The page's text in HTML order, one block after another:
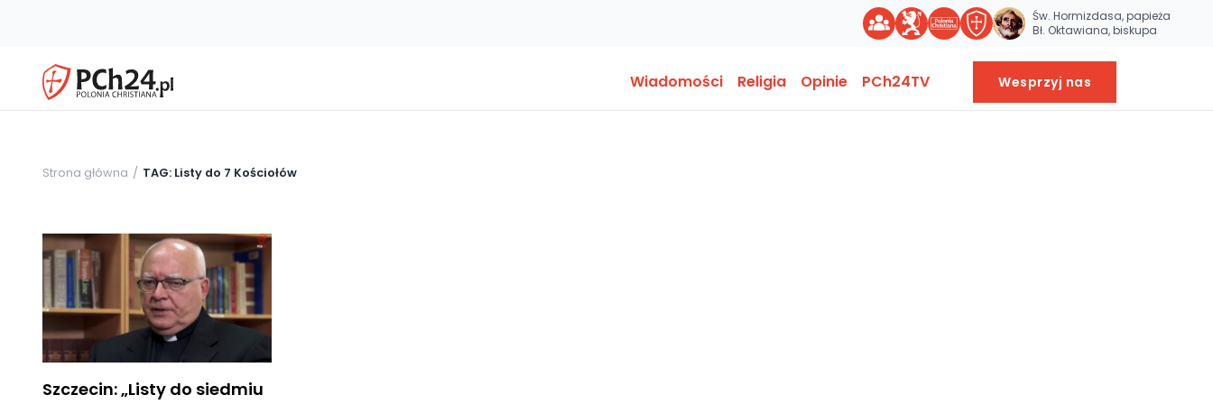
Św. Hormizdasa, papieża
Bł. Oktawiana, biskupa
Wiadomości Religia Opinie PCh24TV Wesprzyj nas
Strona główna TAG: Listy do 7 Kościołów
Szczecin: „Listy do siedmiu